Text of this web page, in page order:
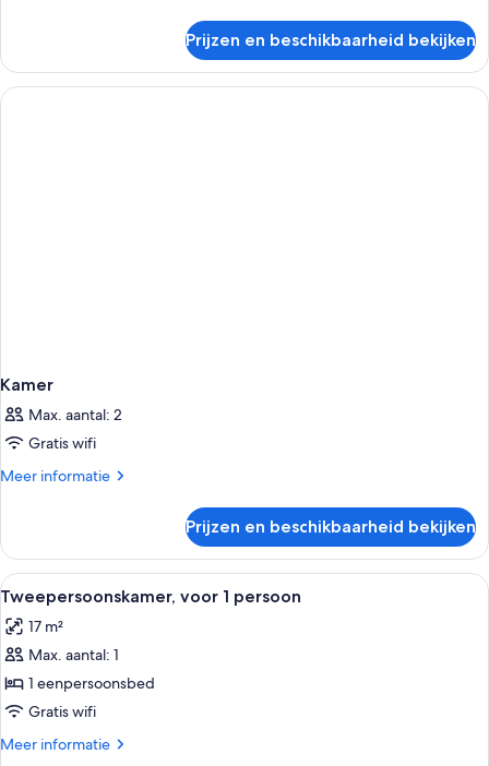
Room
Prijzen en beschikbaarheid bekijken
Kamer
Max. aantal: 2
Gratis wifi
Meer informatie
Meer
Prijzen en beschikbaarheid bekijken
Alle
foto's
voor
Tweepersoonskamer,
voor
1
persoon
Een minibar, een kluis op de kamer,
4
Tweepersoonskamer, voor 1 persoon
17 m²
Max. aantal: 1
1 eenpersoonsbed
Gratis wifi
Meer informatie
Meer